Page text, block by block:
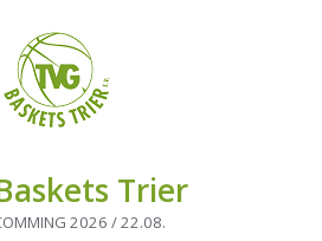
Trier
2026 / 22.08.